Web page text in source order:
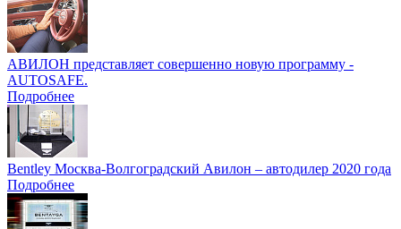
АВИЛОН представляет совершенно новую программу -
AUTOSAFE.
Подробнее
Bentley Москва-Волгоградский Авилон – автодилер 2020 года
Подробнее